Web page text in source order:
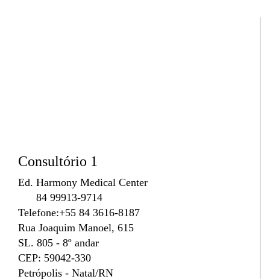
Consultório 1
Ed. Harmony Medical Center
84 99913-9714
Telefone:+55 84 3616-8187
Rua Joaquim Manoel, 615
SL. 805 - 8º andar
CEP: 59042-330
Petrópolis - Natal/RN